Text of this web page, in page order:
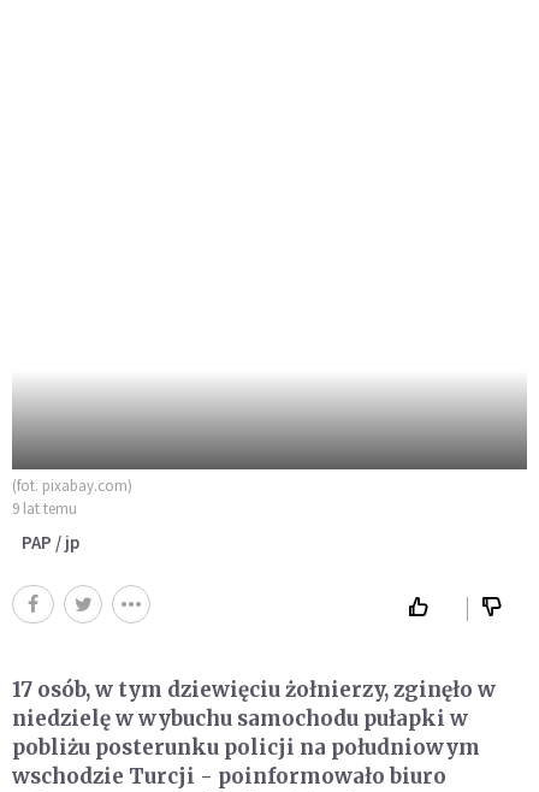
(fot. pixabay.com)
9 lat temu
PAP / jp
17 osób, w tym dziewięciu żołnierzy, zginęło w
niedzielę w wybuchu samochodu pułapki w
pobliżu posterunku policji na południowym
wschodzie Turcji - poinformowało biuro